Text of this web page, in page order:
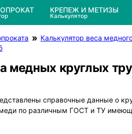
КРЕПЕЖ И МЕТИЗЫ
Калькулятор
Калькулятор веса
медных круглых
справочные данные о
меди по различным ГОСТ и ТУ